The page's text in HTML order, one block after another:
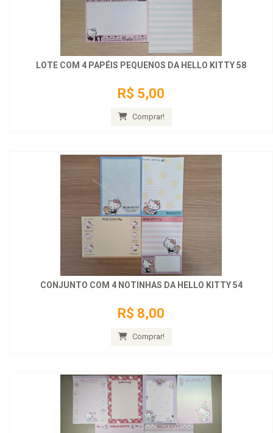
LOTE COM 4 PAPÉIS PEQUENOS DA HELLO KITTY 58
R$ 5,00
Comprar!
CONJUNTO COM 4 NOTINHAS DA HELLO KITTY 54
R$ 8,00
Comprar!